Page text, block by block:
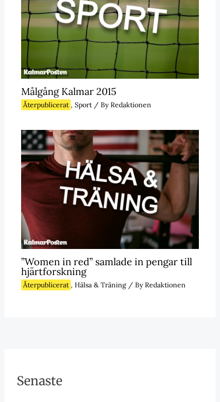
Målgång Kalmar 2015
Återpublicerat , Sport/ ByRedaktionen
”Women in red” samlade in pengar till
hjärtforskning
Återpublicerat , Hälsa & Träning/ ByRedaktionen
Senaste